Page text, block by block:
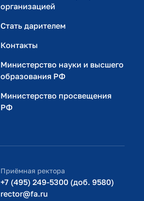
организацией
Стать дарителем
Контакты
Министерство науки и высшего
образования РФ
Министерство просвещения
РФ
Приёмная ректора
+7 (495) 249-5300 (доб. 9580)
rector@fa.ru